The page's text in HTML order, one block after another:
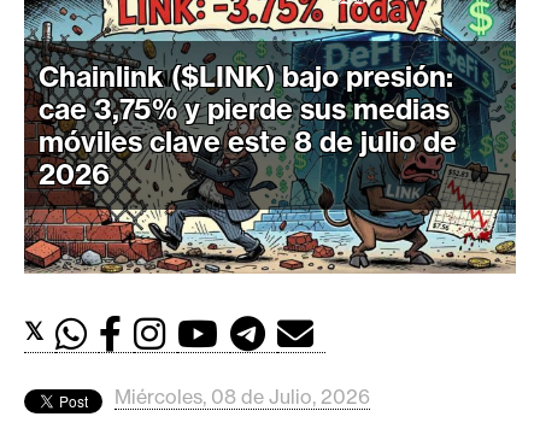
C
r
i
p
t
o
M
e
r
d
s
Chainlink ($LINK) bajo presión:
cae 3,75% y pierde sus medias
móviles clave este 8 de julio de
2026
𝕏
Miércoles, 08 de Julio, 2026